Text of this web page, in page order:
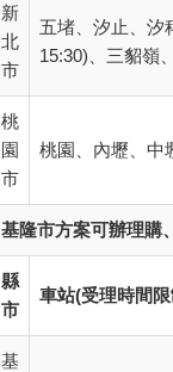
新
北
市
五堵、汐止、汐
15:30)、三貂嶺
桃
園
市
桃園、內壢、中
基隆市方案可辦理購
縣
市
車站(受理時間
基